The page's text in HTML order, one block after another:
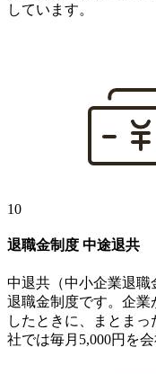
しています。
10
退職金制度 中途退共
中退共（中小企業退
退職金制度です。企
したときに、まとま
社では毎月5,000円を